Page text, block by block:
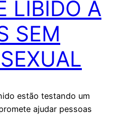
LIBIDO A
SEM
estão testando um
ajudar pessoas